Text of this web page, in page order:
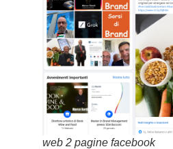
web 2 pagine facebook